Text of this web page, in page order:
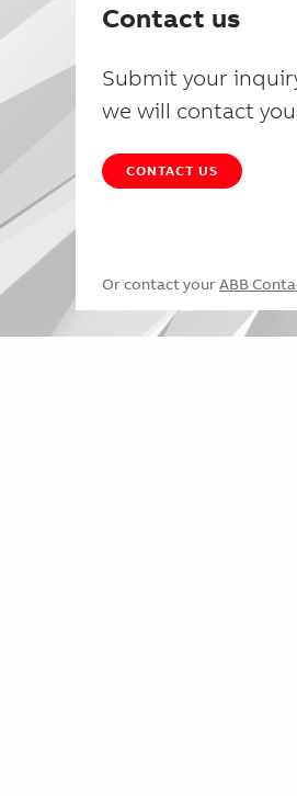
Contact us
Submit your
we will contact you
CONTACT US
Or contact your ABB